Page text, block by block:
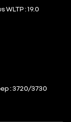
WLTP 19.0
3720/3730